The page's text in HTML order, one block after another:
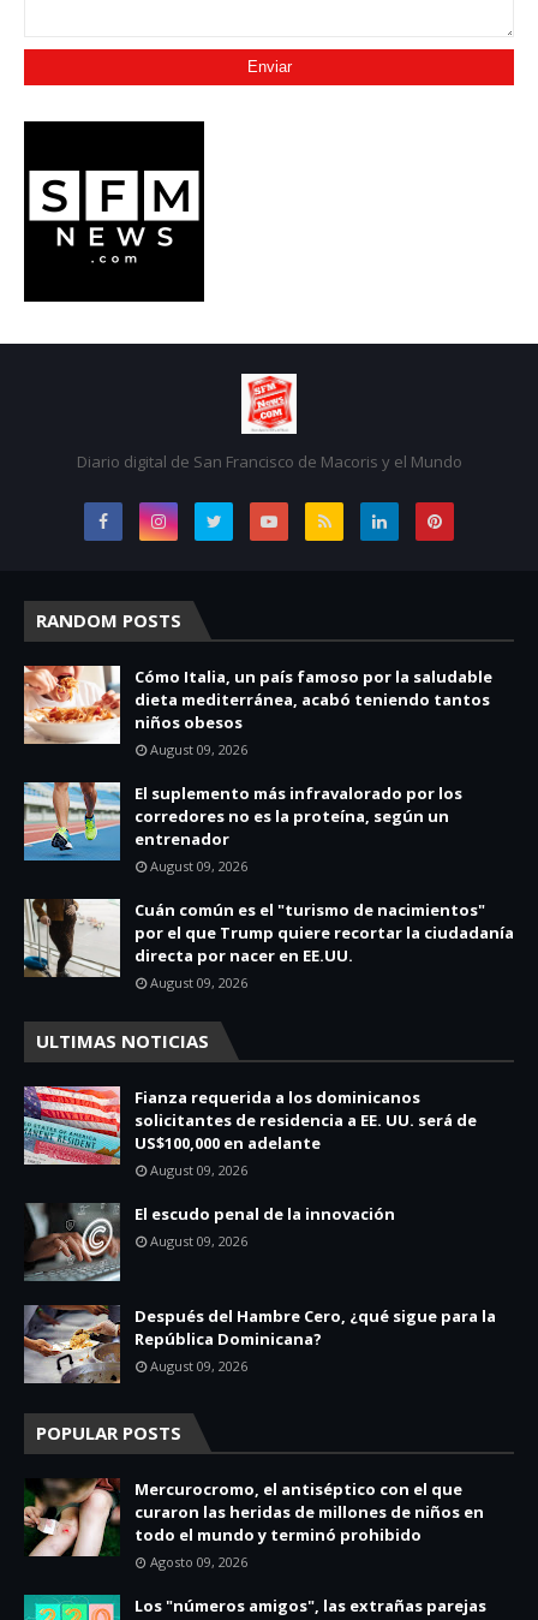
Diario digital de San Francisco de Macoris y el Mundo
RANDOM POSTS
Cómo Italia, un país famoso por la saludable
dieta mediterránea, acabó teniendo tantos
niños obesos
August 09, 2026
El suplemento más infravalorado por los
corredores no es la proteína, según un
entrenador
August 09, 2026
Cuán común es el "turismo de nacimientos"
por el que Trump quiere recortar la ciudadanía
directa por nacer en EE.UU.
August 09, 2026
ULTIMAS NOTICIAS
Fianza requerida a los dominicanos
solicitantes de residencia a EE. UU. será de
US$100,000 en adelante
August 09, 2026
El escudo penal de la innovación
August 09, 2026
Después del Hambre Cero, ¿qué sigue para la
República Dominicana?
August 09, 2026
POPULAR POSTS
Mercurocromo, el antiséptico con el que
curaron las heridas de millones de niños en
todo el mundo y terminó prohibido
Agosto 09, 2026
Los "números amigos", las extrañas parejas